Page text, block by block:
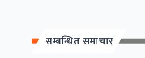
सम्बन्धित समाचार